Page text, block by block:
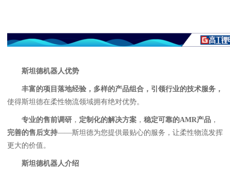
斯坦德机器人优势
丰富的项目落地经验，多样的产品组合，引领行业的技术服务，
使得斯坦德在柔性物流领域拥有绝对优势。
专业的售前调研 ， 定制化的解决方案 ， 稳定可靠的AMR产品 ，
完善的售后支持——斯坦德为您提供最贴心的服务，让柔性物流发挥
更大的价值。
斯坦德机器人介绍